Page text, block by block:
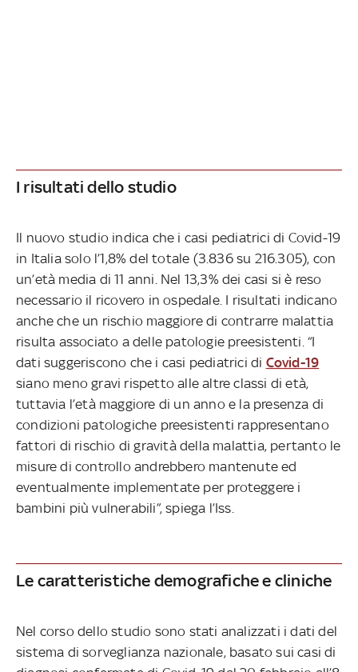
I risultati dello studio
Il nuovo studio indica che i casi pediatrici di Covid-19
in Italia solo l’1,8% del totale (3.836 su 216.305), con
un’età media di 11 anni. Nel 13,3% dei casi si è reso
necessario il ricovero in ospedale. I risultati indicano
anche che un rischio maggiore di contrarre malattia
risulta associato a delle patologie preesistenti. “I
dati suggeriscono che i casi pediatrici di Covid-19
siano meno gravi rispetto alle altre classi di età,
tuttavia l’età maggiore di un anno e la presenza di
condizioni patologiche preesistenti rappresentano
fattori di rischio di gravità della malattia, pertanto le
misure di controllo andrebbero mantenute ed
eventualmente implementate per proteggere i
bambini più vulnerabili”, spiega l’Iss.
Le caratteristiche demografiche e cliniche
Nel corso dello studio sono stati analizzati i dati del
sistema di sorveglianza nazionale, basato sui casi di